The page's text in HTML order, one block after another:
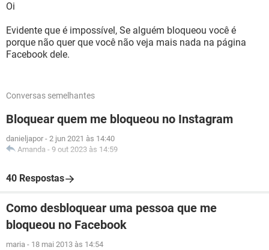
Oi
Evidente que é impossível, Se alguém bloqueou você é
porque não quer que você não veja mais nada na página
Facebook dele.
Conversas semelhantes
Bloquear quem me bloqueou no Instagram
danieljapor - 2 jun 2021 às 14:40
Amanda - 9 out 2023 às 14:59
40 Respostas
Como desbloquear uma pessoa que me
bloqueou no Facebook
maria - 18 mai 2013 às 14:54